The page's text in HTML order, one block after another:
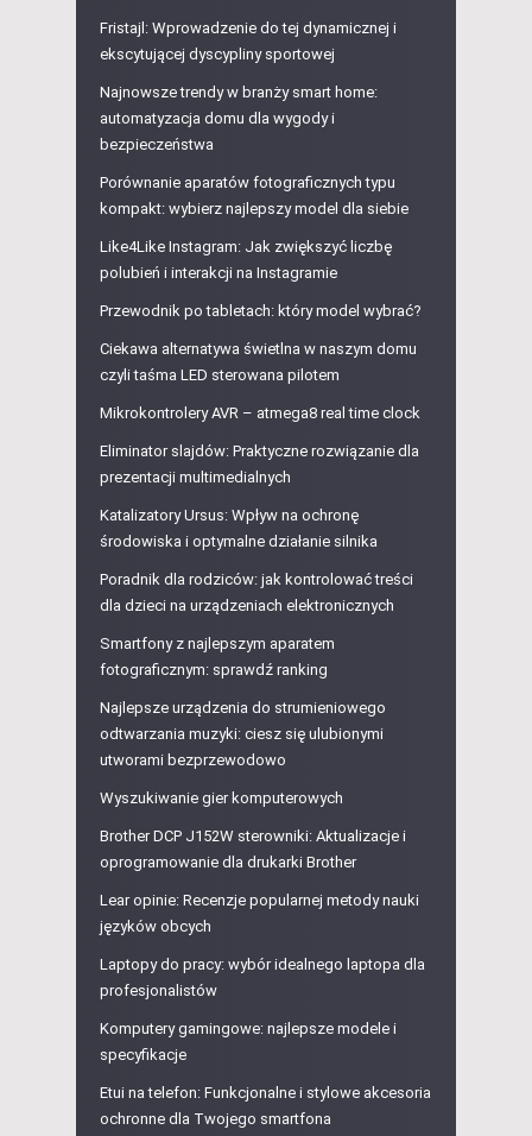
Fristajl: Wprowadzenie do tej dynamicznej i
ekscytującej dyscypliny sportowej
Najnowsze trendy w branży smart home:
automatyzacja domu dla wygody i
bezpieczeństwa
Porównanie aparatów fotograficznych typu
kompakt: wybierz najlepszy model dla siebie
Like4Like Instagram: Jak zwiększyć liczbę
polubień i interakcji na Instagramie
Przewodnik po tabletach: który model wybrać?
Ciekawa alternatywa świetlna w naszym domu
czyli taśma LED sterowana pilotem
Mikrokontrolery AVR – atmega8 real time clock
Eliminator slajdów: Praktyczne rozwiązanie dla
prezentacji multimedialnych
Katalizatory Ursus: Wpływ na ochronę
środowiska i optymalne działanie silnika
Poradnik dla rodziców: jak kontrolować treści
dla dzieci na urządzeniach elektronicznych
Smartfony z najlepszym aparatem
fotograficznym: sprawdź ranking
Najlepsze urządzenia do strumieniowego
odtwarzania muzyki: ciesz się ulubionymi
utworami bezprzewodowo
Wyszukiwanie gier komputerowych
Brother DCP J152W sterowniki: Aktualizacje i
oprogramowanie dla drukarki Brother
Lear opinie: Recenzje popularnej metody nauki
języków obcych
Laptopy do pracy: wybór idealnego laptopa dla
profesjonalistów
Komputery gamingowe: najlepsze modele i
specyfikacje
Etui na telefon: Funkcjonalne i stylowe akcesoria
ochronne dla Twojego smartfona